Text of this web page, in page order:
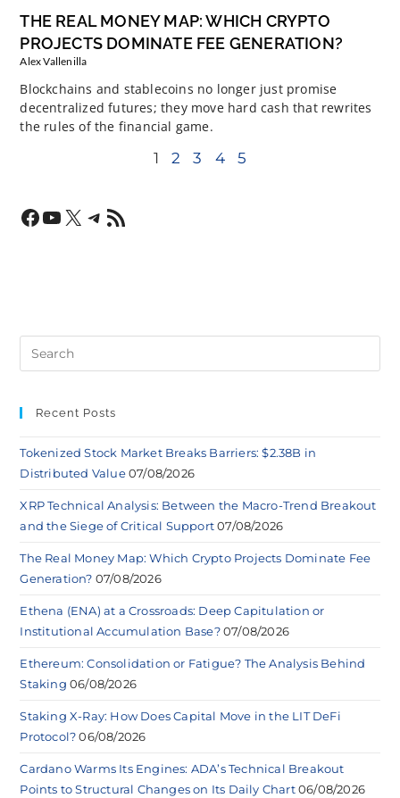
THE REAL MONEY MAP: WHICH CRYPTO
PROJECTS DOMINATE FEE GENERATION?
Alex Vallenilla
Blockchains and stablecoins no longer just promise
decentralized futures; they move hard cash that rewrites
the rules of the financial game.
1 2 3 4 5
Recent Posts
Tokenized Stock Market Breaks Barriers: $2.38B in
Distributed Value 07/08/2026
XRP Technical Analysis: Between the Macro-Trend Breakout
and the Siege of Critical Support 07/08/2026
The Real Money Map: Which Crypto Projects Dominate Fee
Generation? 07/08/2026
Ethena (ENA) at a Crossroads: Deep Capitulation or
Institutional Accumulation Base? 07/08/2026
Ethereum: Consolidation or Fatigue? The Analysis Behind
Staking 06/08/2026
Staking X-Ray: How Does Capital Move in the LIT DeFi
Protocol? 06/08/2026
Cardano Warms Its Engines: ADA’s Technical Breakout
Points to Structural Changes on Its Daily Chart 06/08/2026